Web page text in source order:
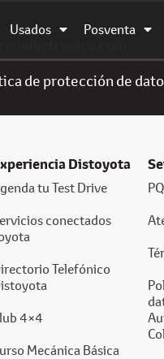
Usados Posventa
de protección de
Distoyota
tu Test Drive
conectados
Telefónico
4×4
Mecánica Básica